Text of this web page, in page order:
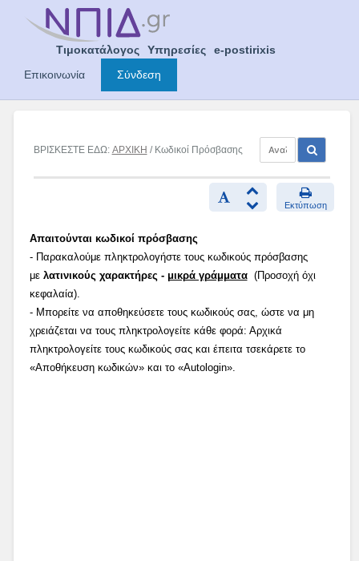
Τιμοκατάλογος Υπηρεσίες
e-postirixis
Επικοινωνία
Σύνδεση
ΒΡΙΣΚΕΣΤΕ ΕΔΩ: ΑΡΧΙΚΗ / Κωδικοί Πρόσβασης
Εκτύπωση
Απαιτούνται κωδικοί πρόσβασης
- Παρακαλούμε πληκτρολογήστε τους κωδικούς πρόσβασης
με λατινικούς χαρακτήρες - μικρά γράμματα(Προσοχή όχι
κεφαλαία).
- Μπορείτε να αποθηκεύσετε τους κωδικούς σας, ώστε να μη
χρειάζεται να τους πληκτρολογείτε κάθε φορά: Αρχικά
πληκτρολογείτε τους κωδικούς σας και έπειτα τσεκάρετε το
«Αποθήκευση κωδικών» και το «Autologin».